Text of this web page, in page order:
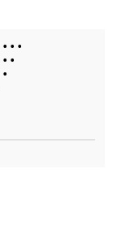
• • •
• •
•